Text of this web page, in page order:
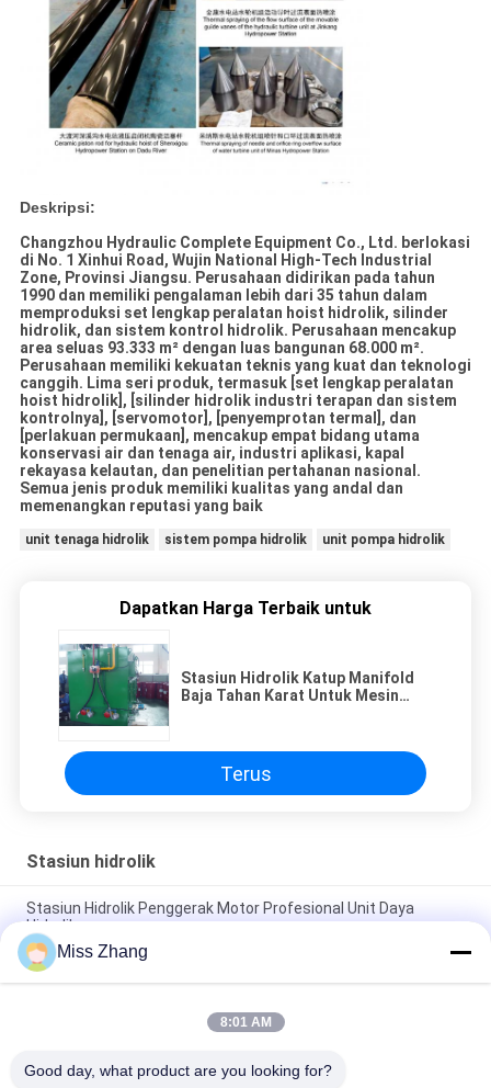
Deskripsi:
Changzhou Hydraulic Complete Equipment Co., Ltd. berlokasi
di No. 1 Xinhui Road, Wujin National High-Tech Industrial
Zone, Provinsi Jiangsu. Perusahaan didirikan pada tahun
1990 dan memiliki pengalaman lebih dari 35 tahun dalam
memproduksi set lengkap peralatan hoist hidrolik, silinder
hidrolik, dan sistem kontrol hidrolik. Perusahaan mencakup
area seluas 93.333 m² dengan luas bangunan 68.000 m².
Perusahaan memiliki kekuatan teknis yang kuat dan teknologi
canggih. Lima seri produk, termasuk [set lengkap peralatan
hoist hidrolik], [silinder hidrolik industri terapan dan sistem
kontrolnya], [servomotor], [penyemprotan termal], dan
[perlakuan permukaan], mencakup empat bidang utama
konservasi air dan tenaga air, industri aplikasi, kapal
rekayasa kelautan, dan penelitian pertahanan nasional.
Semua jenis produk memiliki kualitas yang andal dan
memenangkan reputasi yang baik
unit tenaga hidrolik sistem pompa hidrolik unit pompa hidrolik
Dapatkan Harga Terbaik untuk
Stasiun Hidrolik Katup Manifold
Baja Tahan Karat Untuk Mesin
Terus
Stasiun hidrolik
Stasiun Hidrolik Penggerak Motor Profesional Unit Daya
Hidrolik
Sistem hidrolik tekanan tinggi Saluran tubuh katup hidrolik
dirakit
Stasiun Hidrolik Katup Manifold Baja Tahan Karat Untuk Mesin
Miss Zhang
8:01 AM
Good day, what product are you looking for?